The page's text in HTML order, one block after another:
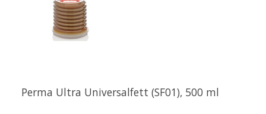
Perma Ultra Universalfett (SF01), 500 ml